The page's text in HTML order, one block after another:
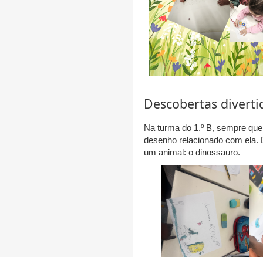
Descobertas
Na turma do 1.º B, sempre
desenho relacionado com
um animal: o dinossauro.